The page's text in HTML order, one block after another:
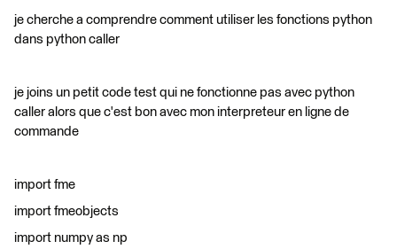
je cherche a comprendre comment utiliser les fonctions python
dans python caller
je joins un petit code test qui ne fonctionne pas avec python
caller alors que c'est bon avec mon interpreteur en ligne de
commande
import fme
import fmeobjects
import numpy as np